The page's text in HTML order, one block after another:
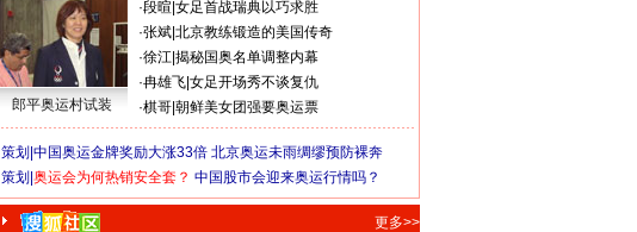
郎平奥运村试装
·段暄 女足首战瑞典以巧求胜
·张斌 北京教练锻造的美国传奇
·徐江 揭秘国奥名单调整内幕
·冉雄飞 女足开场秀不谈复仇
·棋哥 朝鲜美女团强要奥运票
策划| 中国奥运金牌奖励大涨33倍 北京奥运未雨绸缪预防裸奔
策划| 奥运会为何热销安全套？ 中国股市会迎来奥运行情吗？
更多>>